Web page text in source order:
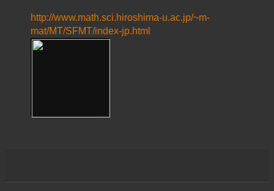
http://www.math.sci.hiroshima-u.ac.jp/~m-
mat/MT/SFMT/index-jp.html